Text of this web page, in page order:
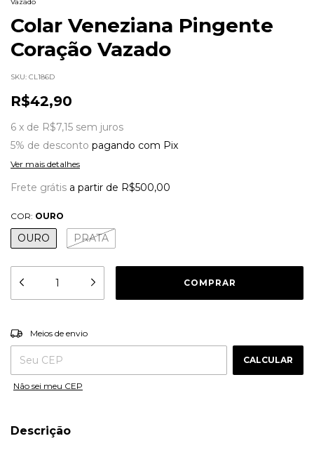
Colar Veneziana Pingente
Coração Vazado
SKU: CL186D
R$42,90
6 x de R$7,15 sem juros
5% de desconto pagando com Pix
Ver mais detalhes
Frete grátis a partir de R$500,00
COR: OURO
OURO PRATA
Entregas para o CEP:
Meios de envio
CALCULAR
Não sei meu CEP
Descrição